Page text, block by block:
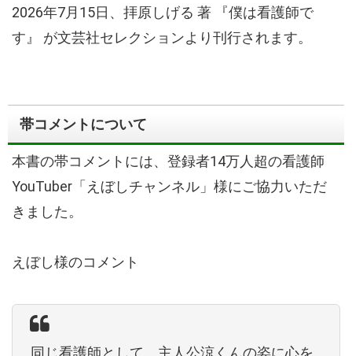
2026年7月15日、拝原しげる 著 『僕は看護師で
す』 が文芸社セレクションより刊行されます。
帯コメントについて
本書の帯コメントには、登録者14万人超の看護師
YouTuber「えぼしチャンネル」様にご協力いただ
きました。
えぼし様のコメント
同じ看護師として、主人公涼くんの姿に心を